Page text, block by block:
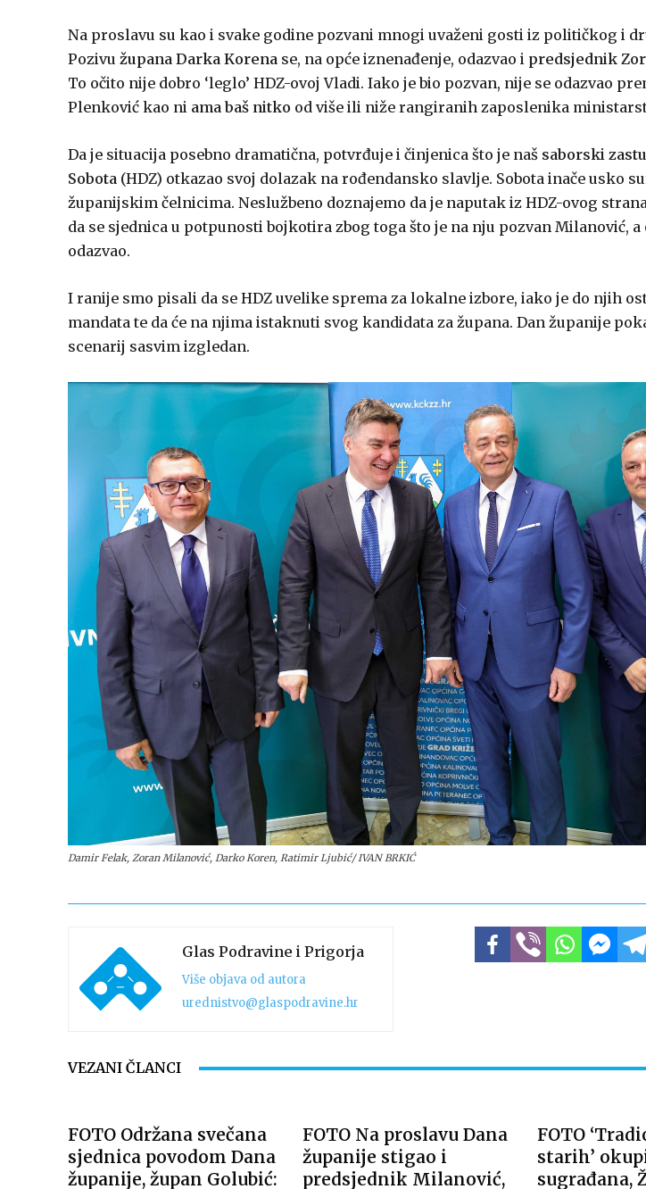
Na proslavu su kao i svake godine pozvani mnogi uvaženi gosti iz političkog i
Pozivu župana Darka Korena se, na opće iznenađenje, odazvao i predsjednik
To očito nije dobro ‘leglo’ HDZ-ovoj Vladi. Iako je bio pozvan, nije se odazvao
Plenković kao ni ama baš nitko od više ili niže rangiranih zaposlenika
Da je situacija posebno dramatična, potvrđuje i činjenica što je naš saborski
Sobota (HDZ) otkazao svoj dolazak na rođendansko slavlje. Sobota inače usko
županijskim čelnicima. Neslužbeno doznajemo da je naputak iz HDZ-ovog
da se sjednica u potpunosti bojkotira zbog toga što je na nju pozvan Milanović, a
odazvao.
I ranije smo pisali da se HDZ uvelike sprema za lokalne izbore, iako je do njih
mandata te da će na njima istaknuti svog kandidata za župana. Dan županije
scenarij sasvim izgledan.
Damir Felak, Zoran Milanović, Darko Koren, Ratimir Ljubić/ IVAN BRKIĆ
Glas Podravine i Prigorja
Više objava od autora
urednistvo@glaspodravine.hr
VEZANI ČLANCI
FOTO Održana svečana
sjednica povodom Dana
županije, župan Golubić:
FOTO Na proslavu Dana
županije stigao i
predsjednik Milanović,
FOTO
starih’
sugrađana,